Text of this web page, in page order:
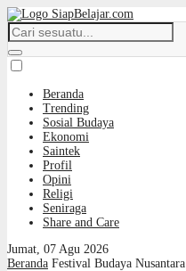
Beranda
Trending
Sosial Budaya
Ekonomi
Saintek
Profil
Opini
Religi
Seniraga
Share and Care
Jumat, 07 Agu 2026
Beranda Festival Budaya Nusantara